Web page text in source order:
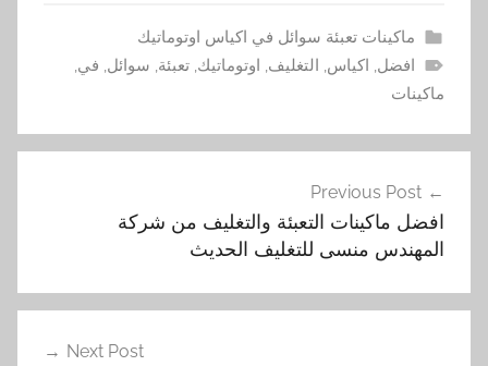
ماكينات تعبئة سوائل في اكياس اوتوماتيك
افضل, اكياس, التغليف, اوتوماتيك,تعبئة, سوائل, في,
ماكينات
المقالات
Previous Post
افضل ماكينات التعبئة والتغليف من شركة
المهندس منسى للتغليف الحديث
Next Post